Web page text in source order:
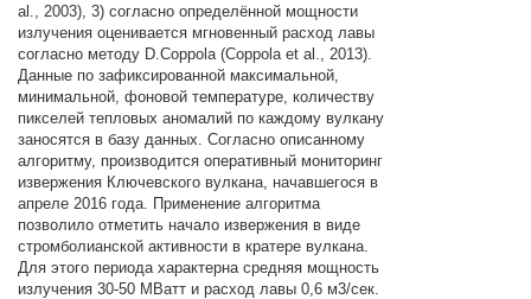
al., 2003), 3) согласно определённой мощности
излучения оценивается мгновенный расход лавы
согласно методу D.Coppola (Coppola et al., 2013).
Данные по зафиксированной максимальной,
минимальной, фоновой температуре, количеству
пикселей тепловых аномалий по каждому вулкану
заносятся в базу данных. Согласно описанному
алгоритму, производится оперативный мониторинг
извержения Ключевского вулкана, начавшегося в
апреле 2016 года. Применение алгоритма
позволило отметить начало извержения в виде
стромболианской активности в кратере вулкана.
Для этого периода характерна средняя мощность
излучения 30-50 МВатт и расход лавы 0,6 м3/сек.